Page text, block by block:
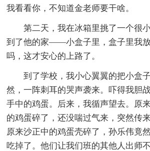
我看看你，不知道金老师要干啥。
第二天，我在冰箱里挑了一个很
到了他的家——小盒子里，盒子里我
吗，这才安心的上路了。
到了学校，我小心翼翼的把小盒
然，一阵刺耳的哭声袭来。吓得我胆
手中的鸡蛋。后来，我循声望去。原
的鸡蛋碎了，还没喘过气来，突然传
原来沙正中的鸡蛋壳碎了，孙乐伟竟
吃掉了。他们让我们班的其他人出师